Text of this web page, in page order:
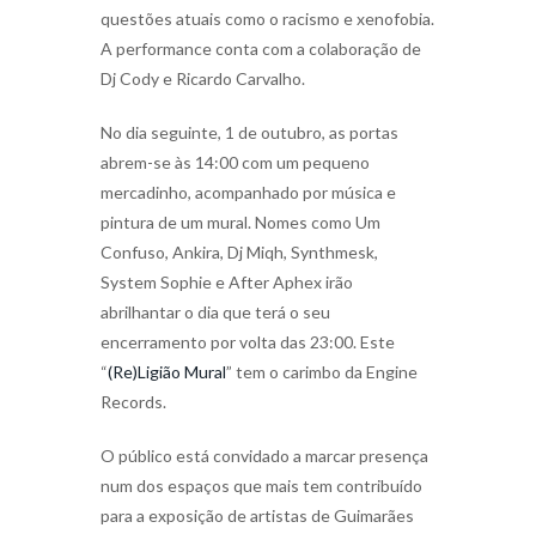
questões atuais como o racismo e xenofobia.
A performance conta com a colaboração de
Dj Cody e Ricardo Carvalho.
No dia seguinte, 1 de outubro, as portas
abrem-se às 14:00 com um pequeno
mercadinho, acompanhado por música e
pintura de um mural. Nomes como Um
Confuso, Ankira, Dj Miqh, Synthmesk,
System Sophie e After Aphex irão
abrilhantar o dia que terá o seu
encerramento por volta das 23:00. Este
“(Re)Ligião Mural” tem o carimbo da Engine
Records.
O público está convidado a marcar presença
num dos espaços que mais tem contribuído
para a exposição de artistas de Guimarães